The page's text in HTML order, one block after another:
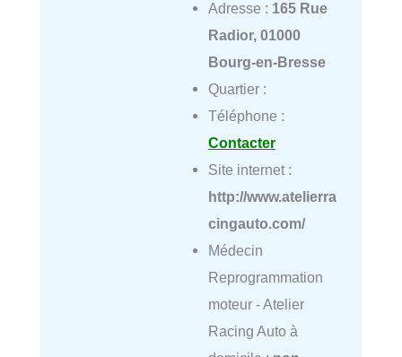
Adresse : 165 Rue
Radior, 01000
Bourg-en-Bresse
Quartier :
Téléphone :
Contacter
Site internet :
http://www.atelierra
cingauto.com/
Médecin
Reprogrammation
moteur - Atelier
Racing Auto à